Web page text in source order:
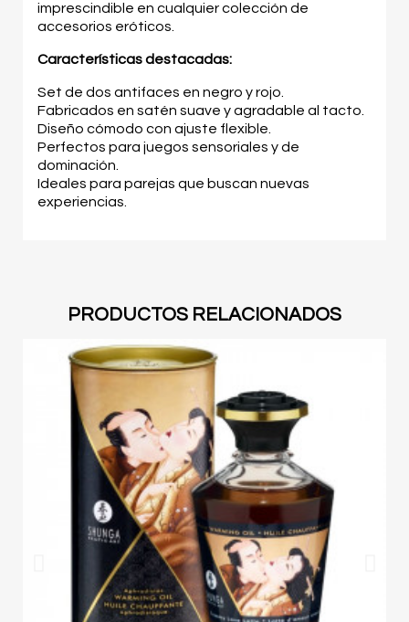
imprescindible en cualquier colección de
accesorios eróticos.
Características destacadas:
Set de dos antifaces en negro y rojo.
Fabricados en satén suave y agradable al tacto.
Diseño cómodo con ajuste flexible.
Perfectos para juegos sensoriales y de
dominación.
Ideales para parejas que buscan nuevas
experiencias.
PRODUCTOS RELACIONADOS